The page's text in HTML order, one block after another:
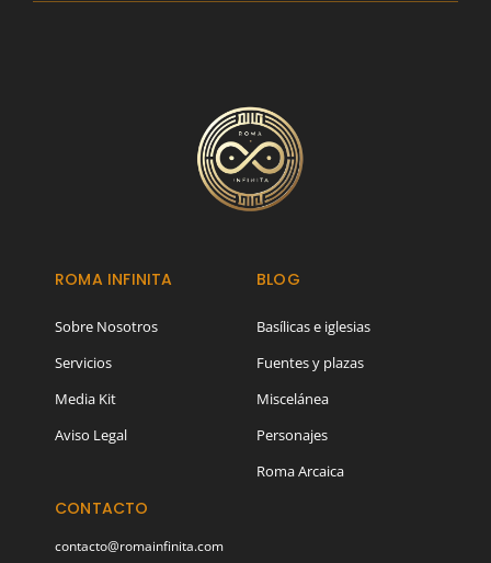
ROMA INFINITA
Sobre Nosotros
Servicios
Media Kit
Aviso Legal
BLOG
Basílicas e iglesias
Fuentes y plazas
Miscelánea
Personajes
Roma Arcaica
CONTACTO
contacto@romainfinita.com